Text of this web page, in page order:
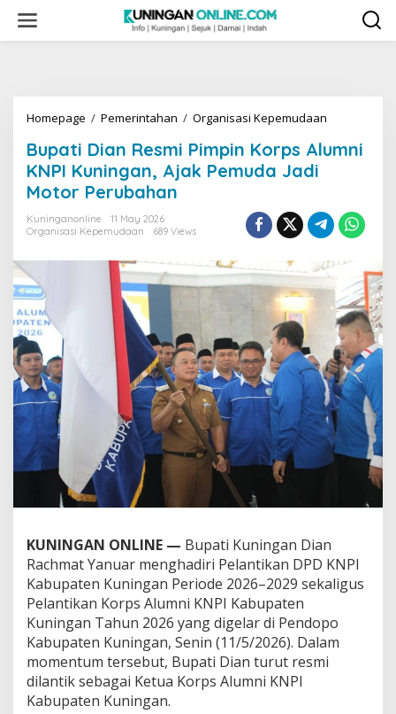
content
Homepage / Pemerintahan / Organisasi Kepemudaan
Resmi
KNPI
Kuningan,
Pemuda
Jadi
Motor
Perubahan
Bupati Dian Resmi Pimpin Korps Alumni
KNPI Kuningan, Ajak Pemuda Jadi
Motor Perubahan
Kuninganonline
11 May 2026
Organisasi Kepemudaan
689 Views
KUNINGAN ONLINE — Bupati Kuningan Dian
Rachmat Yanuar menghadiri Pelantikan DPD KNPI
Kabupaten Kuningan Periode 2026–2029 sekaligus
Pelantikan Korps Alumni KNPI Kabupaten
Kuningan Tahun 2026 yang digelar di Pendopo
Kabupaten Kuningan, Senin (11/5/2026). Dalam
momentum tersebut, Bupati Dian turut resmi
dilantik sebagai Ketua Korps Alumni KNPI
Kabupaten Kuningan.